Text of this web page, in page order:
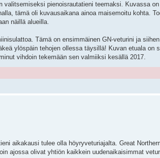
pienoisrautatieni teemaksi. Kuvassa
tämä oli kuvausaikana ainoa maisemoitu kohta.
näillä alueilla.
Tämä on ensimmäinen GN-veturini ja
ylöspäin tehojen ollessa täysillä! Kuvan etuala on
vihdoin tekemään sen valmiiksi kesällä 2017.
aikakausi tulee olla höyryveturiajalta. Great
ajossa olivat yhtiön kaikkein uudenaikaisimmat